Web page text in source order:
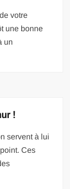
votre
une bonne
un
!
servent à lui
Ces